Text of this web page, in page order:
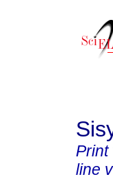
Print
line